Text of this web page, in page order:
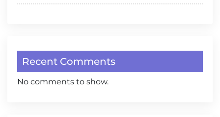
Recent Comments
No comments to show.